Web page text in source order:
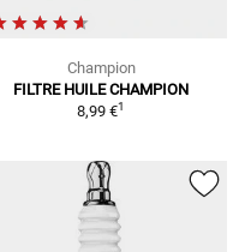
Champion
FILTRE HUILE CHAMPION
8,99 €1